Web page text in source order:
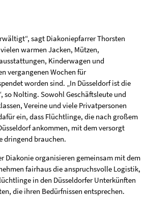
sagt Diakoniepfarrer Thorsten
warmen Jacken, Mützen,
Kinderwagen und
vergangenen Wochen für
worden sind. „In Düsseldorf ist die
so Nolting. Sowohl Geschäftsleute und
Vereine und viele Privatpersonen
ein, dass Flüchtlinge, die nach großem
ankommen, mit dem versorgt
dringend brauchen.
Diakonie organisieren gemeinsam mit dem
fairhaus die anspruchsvolle Logistik,
in den Düsseldorfer Unterkünften
die ihren Bedürfnissen entsprechen.